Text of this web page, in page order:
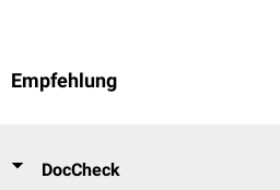
Empfehlung
DocCheck